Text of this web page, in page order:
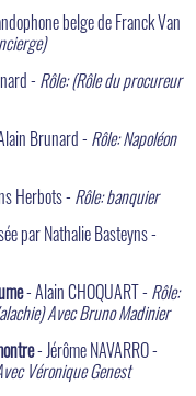
belge de Franck Van
- Rôle: (Rôle du procureur
Brunard - Rôle: Napoléon
Herbots - Rôle: banquier
par Nathalie Basteyns -
- Alain CHOQUART - Rôle:
Avec Bruno Madinier
- Jérôme NAVARRO -
Véronique Genest